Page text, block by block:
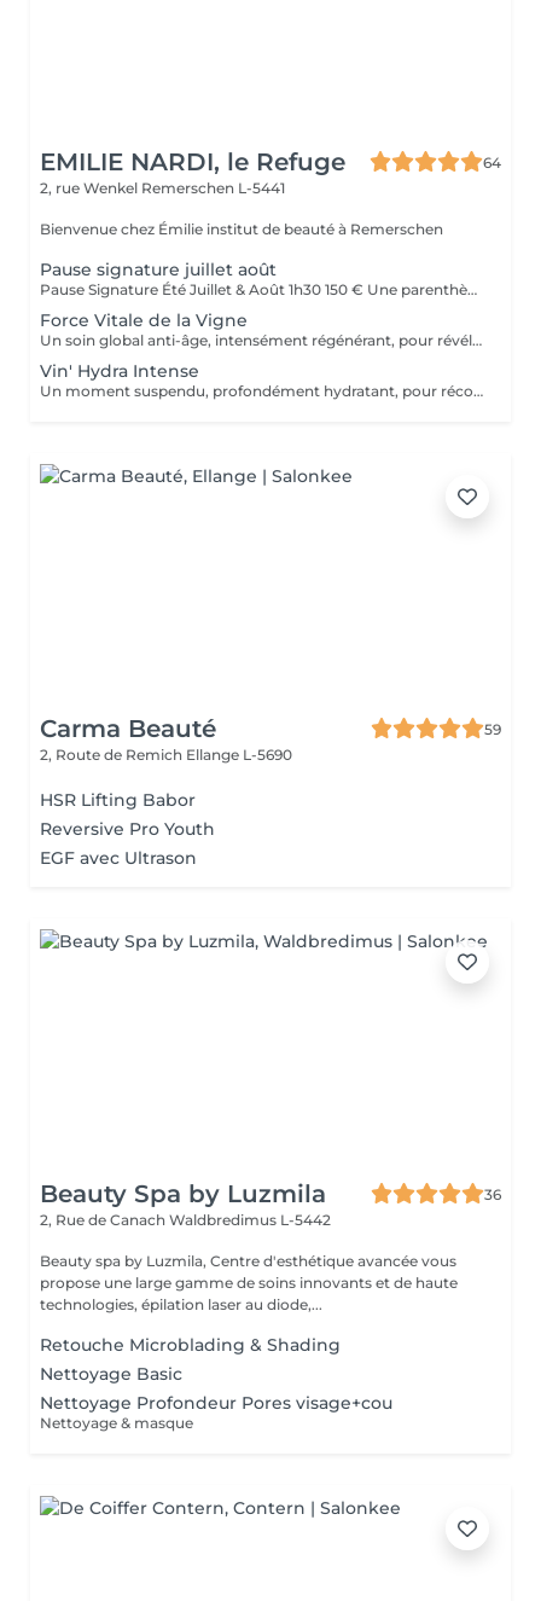
EMILIE NARDI, le Refuge
64
2, rue Wenkel Remerschen L-5441
Bienvenue chez Émilie institut de beauté à Remerschen
Pause signature juillet août
Pause Signature Été Juillet & Août 1h30 150 € Une parenthèse estivale imaginée pour retrouver légèreté, fraîcheur et éclat, au coeur de l'été. Ce rituel exclusif débute par un massage des jambes légères, associé aux bienfaits de la vigne rouge et du cassis, pour délasser les jambes et stimuler la circulation. Un masque fraîcheur vient ensuite prolonger cette sensation de légèreté. Le visage est ensuite sublimé grâce au Kobido Gua Sha Signature, réalisé avec l'huile sensuelle Vinésime enrichie en pépins de raisin et bourgeons de cassis. Les manuvres liftantes, drainantes et relaxantes redonnent éclat, tonicité et luminosité à la peau. Pour clôturer cette expérience, profitez d'une pause beauté des pieds avec pose de vernis, accompagnée d'une infusion glacée au cassis et à la menthe. Résultat : un corps plus léger, un visage visiblement reposé et lumineux, et un profond sentiment de bien-être. Disponible exclusivement en juillet et août.
Force Vitale de la Vigne
Un soin global anti-âge, intensément régénérant, pour révéler l'éclat originel de la peau. Grâce au Complexe A2OC* - alliance exclusive du Pinot Noir et du Cassis de Bourgogne, riches en antioxydants et actifs oxygénants - ce protocole offre un véritable bain de jouvence cutané. Les traits sont lissés, les défenses naturelles renforcées, la peau plus ferme, visiblement revitalisée. Le teint rayonne comme après un été sur les coteaux. *Anti-oxydant & Oxygénant Cellulaire, innovation exclusive Vinésime.
Vin' Hydra Intense
Un moment suspendu, profondément hydratant, pour réconforter la peau et apaiser l'esprit. Ce soin mêle lissages profonds et acupressions relaxantes, afin de favoriser une détente absolue. La peau retrouve un taux d'hydratation optimal grâce à l'application d'un masque signature Vinésime, gorgé d'actifs millésimés. Le visage paraît reposé, les traits détendus, le teint éclatant de fraîcheur.
Carma Beauté
59
2, Route de Remich Ellange L-5690
HSR Lifting Babor
Reversive Pro Youth
EGF avec Ultrason
Beauty Spa by Luzmila
36
2, Rue de Canach Waldbredimus L-5442
Beauty spa by Luzmila, Centre d'esthétique avancée vous
propose une large gamme de soins innovants et de haute
technologies, épilation laser au diode,...
Retouche Microblading & Shading
Nettoyage Basic
Nettoyage Profondeur Pores visage+cou
Nettoyage & masque